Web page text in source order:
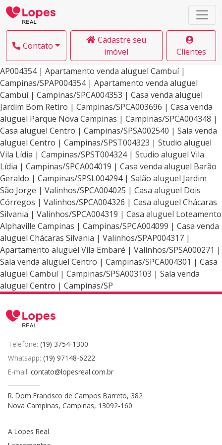
Contato
Cadastre seu
imóvel
Clientes
AP004354 | Apartamento venda aluguel Cambuí |
Campinas/SPAP004354 | Apartamento venda aluguel
Cambuí | Campinas/SPCA004353 | Casa venda aluguel
Jardim Bom Retiro | Campinas/SPCA003696 | Casa venda
aluguel Parque Nova Campinas | Campinas/SPCA004348 |
Casa aluguel Centro | Campinas/SPSA002540 | Sala venda
aluguel Centro | Campinas/SPST004323 | Studio aluguel
Vila Lídia | Campinas/SPST004324 | Studio aluguel Vila
Lídia | Campinas/SPCA004019 | Casa venda aluguel Barão
Geraldo | Campinas/SPSL004294 | Salão aluguel Jardim
São Jorge | Valinhos/SPCA004025 | Casa aluguel Dois
Córregos | Valinhos/SPCA004326 | Casa aluguel Chácaras
Silvania | Valinhos/SPCA004319 | Casa aluguel Loteamento
Alphaville Campinas | Campinas/SPCA004099 | Casa venda
aluguel Chácaras Silvania | Valinhos/SPAP004317 |
Apartamento aluguel Vila Embaré | Valinhos/SPSA000271 |
Sala venda aluguel Centro | Campinas/SPCA004301 | Casa
aluguel Cambuí | Campinas/SPSA003103 | Sala venda
aluguel Centro | Campinas/SP
Telefone: (19) 3754-1300
Whatsapp: (19) 97148-6222
E-mail: contato@lopesreal.com.br
R. Dom Francisco de Campos Barreto, 382
Nova Campinas, Campinas, 13092-160
A Lopes Real